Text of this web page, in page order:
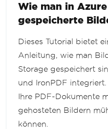
Wie man in
gespeicherte
Dieses Tutorial bietet
Anleitung, wie man
Storage gespeichert
und IronPDF integriert.
Ihre PDF-Dokumente
gehosteten Bildern
können.